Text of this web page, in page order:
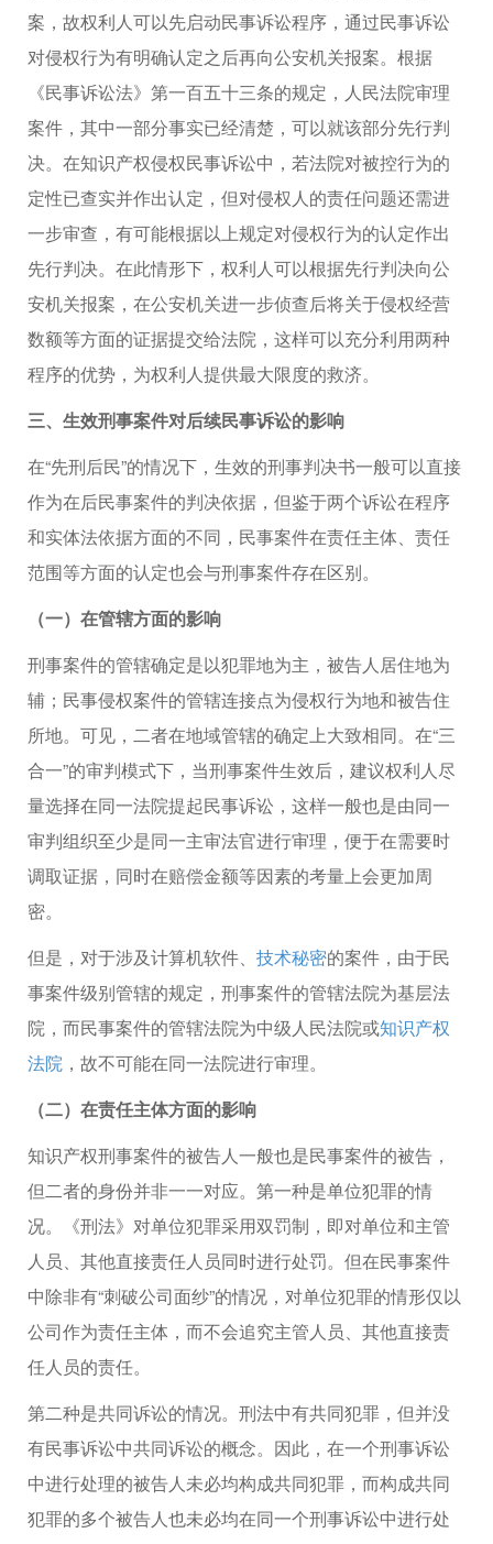
案，故权利人可以先启动民事诉讼程序，通过民事诉讼
对侵权行为有明确认定之后再向公安机关报案。根据
《民事诉讼法》第一百五十三条的规定，人民法院审理
案件，其中一部分事实已经清楚，可以就该部分先行判
决。在知识产权侵权民事诉讼中，若法院对被控行为的
定性已查实并作出认定，但对侵权人的责任问题还需进
一步审查，有可能根据以上规定对侵权行为的认定作出
先行判决。在此情形下，权利人可以根据先行判决向公
安机关报案，在公安机关进一步侦查后将关于侵权经营
数额等方面的证据提交给法院，这样可以充分利用两种
程序的优势，为权利人提供最大限度的救济。
三、生效刑事案件对后续民事诉讼的影响
在“先刑后民”的情况下，生效的刑事判决书一般可以直接
作为在后民事案件的判决依据，但鉴于两个诉讼在程序
和实体法依据方面的不同，民事案件在责任主体、责任
范围等方面的认定也会与刑事案件存在区别。
（一）在管辖方面的影响
刑事案件的管辖确定是以犯罪地为主，被告人居住地为
辅；民事侵权案件的管辖连接点为侵权行为地和被告住
所地。可见，二者在地域管辖的确定上大致相同。在“三
合一”的审判模式下，当刑事案件生效后，建议权利人尽
量选择在同一法院提起民事诉讼，这样一般也是由同一
审判组织至少是同一主审法官进行审理，便于在需要时
调取证据，同时在赔偿金额等因素的考量上会更加周
密。
但是，对于涉及计算机软件、 技术秘密的案件，由于民
事案件级别管辖的规定，刑事案件的管辖法院为基层法
院，而民事案件的管辖法院为中级人民法院或知识产权
法院 ，故不可能在同一法院进行审理。
（二）在责任主体方面的影响
知识产权刑事案件的被告人一般也是民事案件的被告，
但二者的身份并非一一对应。第一种是单位犯罪的情
况。《刑法》对单位犯罪采用双罚制，即对单位和主管
人员、其他直接责任人员同时进行处罚。但在民事案件
中除非有“刺破公司面纱”的情况，对单位犯罪的情形仅以
公司作为责任主体，而不会追究主管人员、其他直接责
任人员的责任。
第二种是共同诉讼的情况。刑法中有共同犯罪，但并没
有民事诉讼中共同诉讼的概念。因此，在一个刑事诉讼
中进行处理的被告人未必均构成共同犯罪，而构成共同
犯罪的多个被告人也未必均在同一个刑事诉讼中进行处